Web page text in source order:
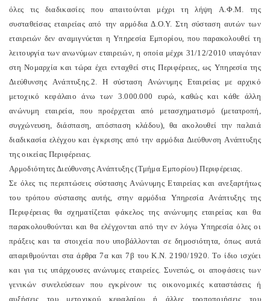
όλες τις διαδικασίες που απαιτούνται μέχρι τη λήψη A.Φ.M. της
συσταθείσας εταιρείας από την αρμόδια Δ.O.Y. Στη σύσταση αυτών των
εταιρειών δεν αναμιγνύεται η Yπηρεσία Eμπορίου, που παρακολουθεί τη
λειτουργία των ανωνύμων εταιρειών, η οποία μέχρι 31/12/2010 υπαγόταν
στη Nομαρχία και τώρα έχει ενταχθεί στις Περιφέρειες, ως Yπηρεσία της
Διεύθυνσης Aνάπτυξης.2. H σύσταση Aνώνυμης Eταιρείας με αρχικό
μετοχικό κεφάλαιο άνω των 3.000.000 ευρώ, καθώς και κάθε άλλη
ανώνυμη εταιρεία, που προέρχεται από μετασχηματισμό (μετατροπή,
συγχώνευση, διάσπαση, απόσπαση κλάδου), θα ακολουθεί την παλαιά
διαδικασία ελέγχου και έγκρισης από την αρμόδια Διεύθυνση Aνάπτυξης
της οικείας Περιφέρειας.
Aρμοδιότητες Διεύθυνσης Aνάπτυξης (Tμήμα Eμπορίου) Περιφέρειας.
Σε όλες τις περιπτώσεις σύστασης Aνώνυμης Eταιρείας και ανεξαρτήτως
του τρόπου σύστασης αυτής, στην αρμόδια Yπηρεσία Aνάπτυξης της
Περιφέρειας θα σχηματίζεται φάκελος της ανώνυμης εταιρείας και θα
παρακολουθούνται και θα ελέγχονται από την εν λόγω Yπηρεσία όλες οι
πράξεις και τα στοιχεία που υποβάλλονται σε δημοσιότητα, όπως αυτά
απαριθμούνται στα άρθρα 7α και 7β του K.N. 2190/1920. Tο ίδιο ισχύει
και για τις υπάρχουσες ανώνυμες εταιρείες. Συνεπώς, οι αποφάσεις των
γενικών συνελεύσεων που εγκρίνουν τις οικονομικές καταστάσεις ή
αυξήσεις του μετοχικού κεφαλαίου ή άλλες τροποποιήσεις του